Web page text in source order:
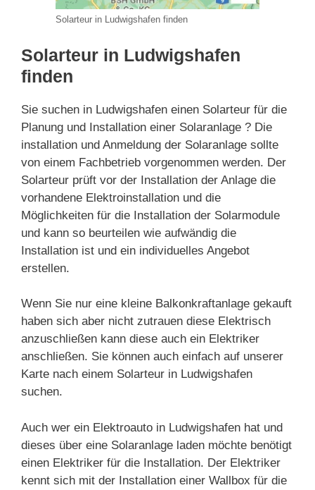
Solarteur in Ludwigshafen finden
Solarteur in Ludwigshafen
finden
Sie suchen in Ludwigshafen einen Solarteur für die
Planung und Installation einer Solaranlage ? Die
installation und Anmeldung der Solaranlage sollte
von einem Fachbetrieb vorgenommen werden. Der
Solarteur prüft vor der Installation der Anlage die
vorhandene Elektroinstallation und die
Möglichkeiten für die Installation der Solarmodule
und kann so beurteilen wie aufwändig die
Installation ist und ein individuelles Angebot
erstellen.
Wenn Sie nur eine kleine Balkonkraftanlage gekauft
haben sich aber nicht zutrauen diese Elektrisch
anzuschließen kann diese auch ein Elektriker
anschließen. Sie können auch einfach auf unserer
Karte nach einem Solarteur in Ludwigshafen
suchen.
Auch wer ein Elektroauto in Ludwigshafen hat und
dieses über eine Solaranlage laden möchte benötigt
einen Elektriker für die Installation. Der Elektriker
kennt sich mit der Installation einer Wallbox für die